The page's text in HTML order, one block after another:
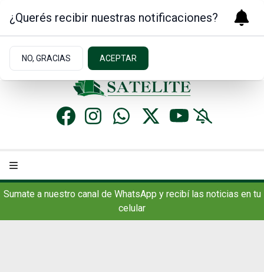
4.3ºc | Concordia, AR
Sumate a nuestro canal de WhatsApp y recibí las noticias en tu
celular
¿Querés recibir nuestras notificaciones?
NO, GRACIAS ACEPTAR